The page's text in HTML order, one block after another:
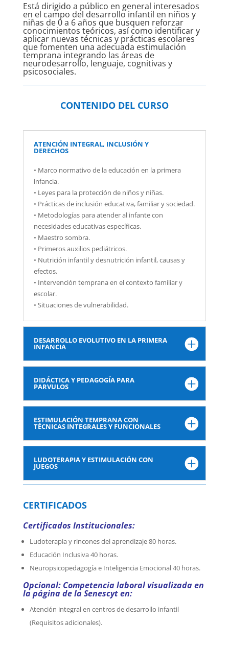
Está dirigido a público en general interesados
en el campo del desarrollo infantil en niños y
niñas de 0 a 6 años que busquen reforzar
conocimientos teóricos, así como identificar y
aplicar nuevas técnicas y prácticas escolares
que fomenten una adecuada estimulación
temprana integrando las áreas de
neurodesarrollo, lenguaje, cognitivas y
psicosociales.
CONTENIDO DEL CURSO
ATENCIÓN INTEGRAL, INCLUSIÓN Y
DERECHOS
• Marco normativo de la educación en la primera
infancia.
• Leyes para la protección de niños y niñas.
• Prácticas de inclusión educativa, familiar y sociedad.
• Metodologías para atender al infante con
necesidades educativas específicas.
• Maestro sombra.
• Primeros auxilios pediátricos.
• Nutrición infantil y desnutrición infantil, causas y
efectos.
• Intervención temprana en el contexto familiar y
escolar.
• Situaciones de vulnerabilidad.
DESARROLLO EVOLUTIVO EN LA PRIMERA
INFANCIA
DIDÁCTICA Y PEDAGOGÍA PARA
PARVULOS
ESTIMULACIÓN TEMPRANA CON
TÉCNICAS INTEGRALES Y FUNCIONALES
LUDOTERAPIA Y ESTIMULACIÓN CON
JUEGOS
CERTIFICADOS
Certificados Institucionales:
Ludoterapia y rincones del aprendizaje 80 horas.
Educación Inclusiva 40 horas.
Neuropsicopedagogía e Inteligencia Emocional 40 horas.
Opcional: Competencia laboral visualizada en
la página de la Senescyt en:
Atención integral en centros de desarrollo infantil
(Requisitos adicionales).